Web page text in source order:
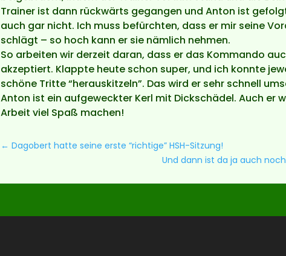
Trainer ist dann rückwärts gegangen und Anton ist
auch gar nicht. Ich muss befürchten, dass er mir seine
schlägt – so hoch kann er sie nämlich nehmen.
So arbeiten wir derzeit daran, dass er das Kommando
akzeptiert. Klappte heute schon super, und ich konnte
schöne Tritte “herauskitzeln”. Das wird er sehr schnell
Anton ist ein aufgeweckter Kerl mit Dickschädel. Auch er
Arbeit viel Spaß machen!
← Dagobert hatte seine erste “richtige” HSH-Sitzung!
Und dann ist da ja auch